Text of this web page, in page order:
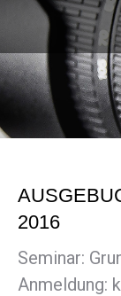
2016
Seminar:
Anmeldung: